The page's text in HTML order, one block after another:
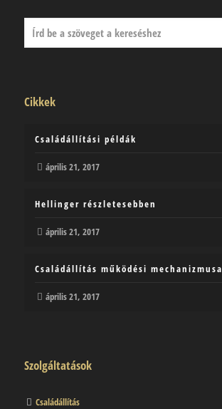
Cikkek
Családállítási példák
április 21, 2017
Hellinger részletesebben
április 21, 2017
Családállítás működési mechanizmusa
április 21, 2017
Szolgáltatások
Családállítás